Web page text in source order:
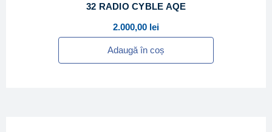
32 RADIO CYBLE AQE
2.000,00 lei
Adaugă în coș